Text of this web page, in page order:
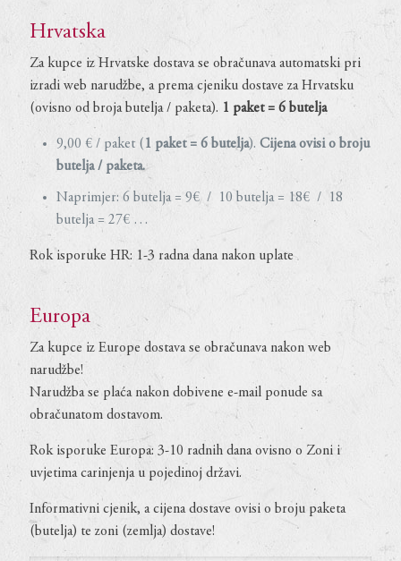
Hrvatska
Za kupce iz Hrvatske dostava se obračunava automatski pri
izradi web narudžbe, a prema cjeniku dostave za Hrvatsku
(ovisno od broja butelja / paketa). 1 paket = 6 butelja
9,00 € / paket ( 1 paket = 6 butelja). Cijena ovisi o broju
butelja / paketa.
Naprimjer: 6 butelja = 9€ / 10 butelja = 18€ / 18
butelja = 27€ …
Rok isporuke HR: 1-3 radna dana nakon uplate
Europa
Za kupce iz Europe dostava se obračunava nakon web
narudžbe!
Narudžba se plaća nakon dobivene e-mail ponude sa
obračunatom dostavom.
Rok isporuke Europa: 3-10 radnih dana ovisno o Zoni i
uvjetima carinjenja u pojedinoj državi.
Informativni cjenik, a cijena dostave ovisi o broju paketa
(butelja) te zoni (zemlja) dostave!